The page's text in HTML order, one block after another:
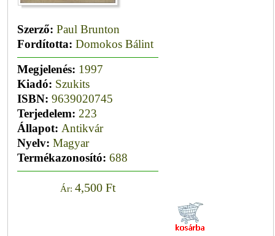
Szerző: Paul Brunton
Fordította: Domokos Bálint
Megjelenés: 1997
Kiadó: Szukits
ISBN: 9639020745
Terjedelem: 223
Állapot: Antikvár
Nyelv: Magyar
Termékazonosító: 688
Ár: 4,500 Ft